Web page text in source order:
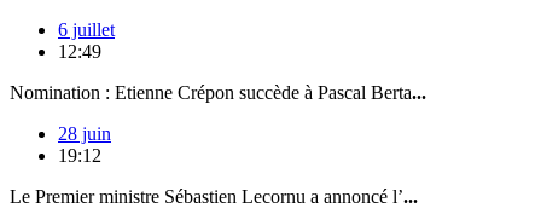
6 juillet
12:49
Nomination : Etienne Crépon succède à Pascal Berta...
28 juin
19:12
Le Premier ministre Sébastien Lecornu a annoncé l’...